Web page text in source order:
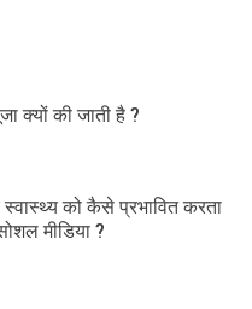
क्यों की जाती है ?
को कैसे प्रभावित करता
मीडिया ?